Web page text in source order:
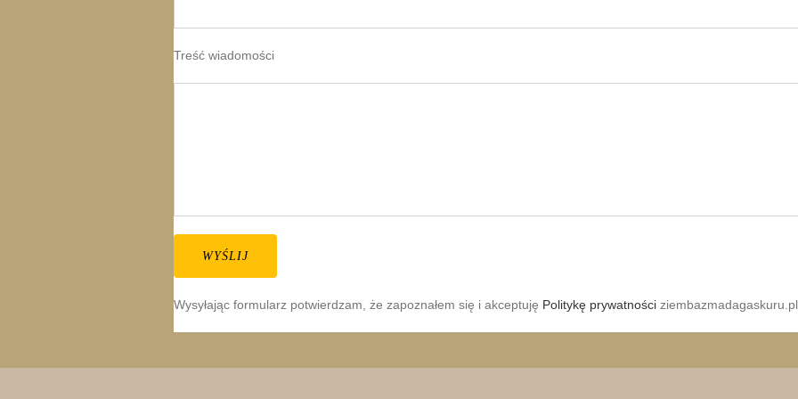
Treść wiadomości
Wysyłając formularz potwierdzam, że zapoznałem się i akceptuję Politykę prywatności